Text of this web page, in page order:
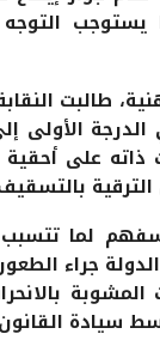
التوجه
طالبت
الأولى
على أحقية
بالتسقيف
لما
الدولة جراء
المشوبة
سيادة